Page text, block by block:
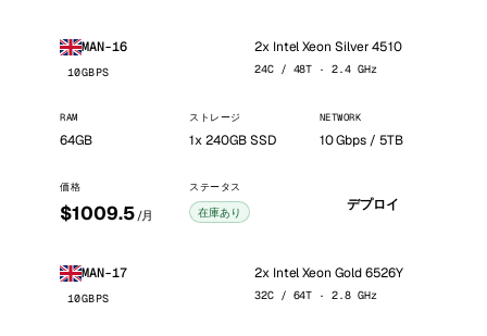
MAN-16
10GBPS
2x Intel Xeon Silver 4510
24C / 48T · 2.4 GHz
RAM
64GB
ストレージ
1x 240GB SSD
NETWORK
10 Gbps / 5TB
価格
$1009.5 /月
ステータス
在庫あり デプロイ
MAN-17
10GBPS
2x Intel Xeon Gold 6526Y
32C / 64T · 2.8 GHz